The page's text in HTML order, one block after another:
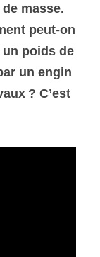
masse.
peut-on
poids de
un engin
? C’est